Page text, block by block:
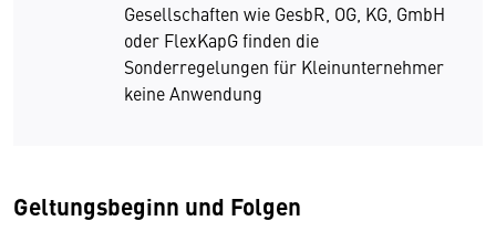
Gesellschaften wie GesbR, OG, KG, GmbH
oder FlexKapG finden die
Sonderregelungen für Kleinunternehmer
keine Anwendung
Geltungsbeginn und Folgen